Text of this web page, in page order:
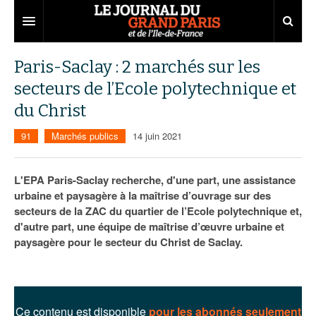
Territoires
Aménagement
Collectivités
Services urbains
Entreprises
Développement économique
Attractivité
Innovation
Marchés publics
Départements
77
78
92
Nominations
Portraits
Les Assises du Grand Paris
Éditions précédentes
Le podcast
Lire les résumés
Paris-Saclay : 2 marchés sur les
secteurs de l’Ecole polytechnique et
du Christ
91 Marchés publics 14 juin 2021
L'EPA Paris-Saclay recherche, d'une part, une assistance
urbaine et paysagère à la maîtrise d’ouvrage sur des
secteurs de la ZAC du quartier de l’Ecole polytechnique et,
d'autre part, une équipe de maîtrise d’œuvre urbaine et
paysagère pour le secteur du Christ de Saclay.
Ce contenu est disponible pour les abonnés seulement